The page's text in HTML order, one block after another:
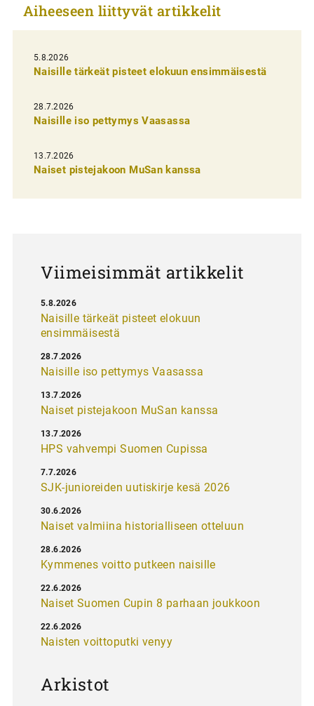
k
e
l
i
e
n
e
Aiheeseen liittyvät artikkelit
5.8.2026
Naisille tärkeät pisteet elokuun ensimmäisestä
28.7.2026
Naisille iso pettymys Vaasassa
13.7.2026
Naiset pistejakoon MuSan kanssa
Viimeisimmät artikkelit
Naisille tärkeät pisteet elokuun
ensimmäisestä
5.8.2026
Naisille iso pettymys Vaasassa
28.7.2026
Naiset pistejakoon MuSan kanssa
13.7.2026
HPS vahvempi Suomen Cupissa
13.7.2026
SJK-junioreiden uutiskirje kesä 2026
7.7.2026
Naiset valmiina historialliseen otteluun
30.6.2026
Kymmenes voitto putkeen naisille
28.6.2026
Naiset Suomen Cupin 8 parhaan joukkoon
22.6.2026
Naisten voittoputki venyy
22.6.2026
Arkistot